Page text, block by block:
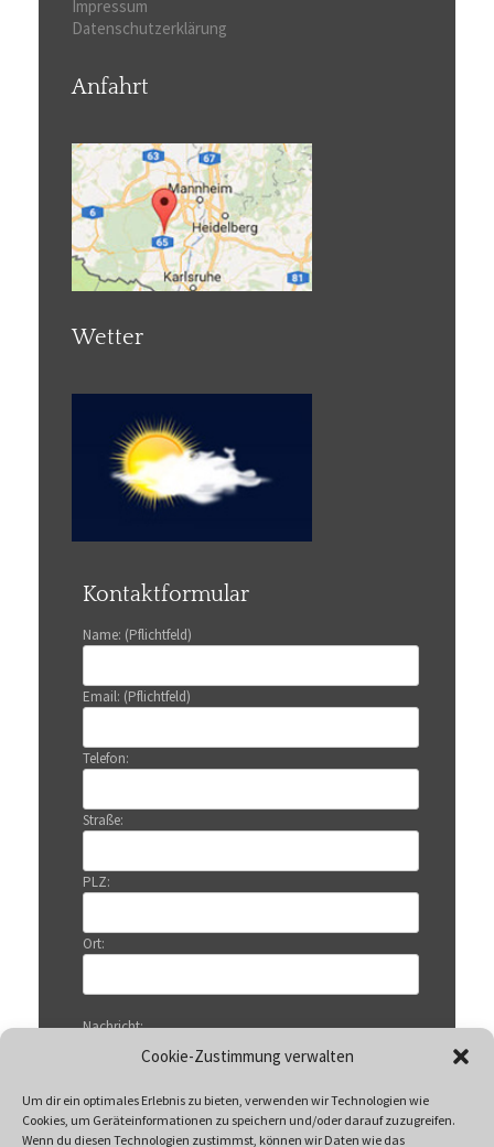
Cookie-Zustimmung verwalten
Um dir ein optimales Erlebnis zu bieten, verwenden wir Technologien wie
Cookies, um Geräteinformationen zu speichern und/oder darauf zuzugreifen.
Wenn du diesen Technologien zustimmst, können wir Daten wie das
Impressum
Datenschutzerklärung
Anfahrt
Wetter
Kontaktformular
Name: (Pflichtfeld)
Email: (Pflichtfeld)
Telefon:
Straße:
PLZ:
Ort:
Nachricht: